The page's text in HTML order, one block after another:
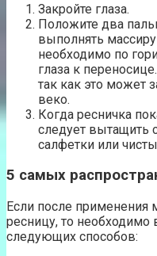
Закройте глаза.
Положите два
выполнять
необходимо по
глаза к
так как это может
веко.
Когда ресничка
следует вытащить
салфетки или
5 самых
Если после применения
ресницу, то необходимо
следующих способов: